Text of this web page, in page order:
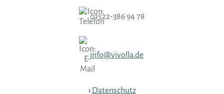
01522-386 94 78
info@vivolla.de
›Datenschutz